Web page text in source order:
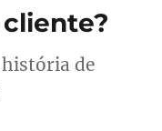
história de